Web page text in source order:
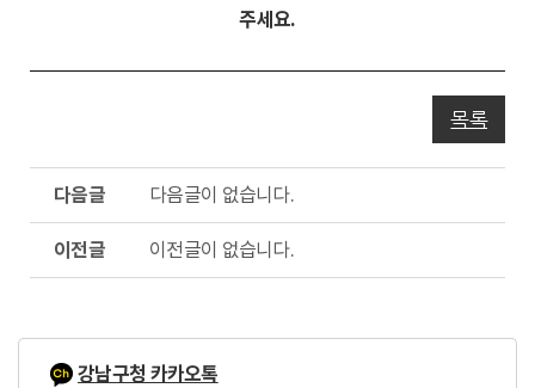
주세요.
목록
글
다음글이 없습니다.
글
이전글이 없습니다.
강남구청 카카오톡